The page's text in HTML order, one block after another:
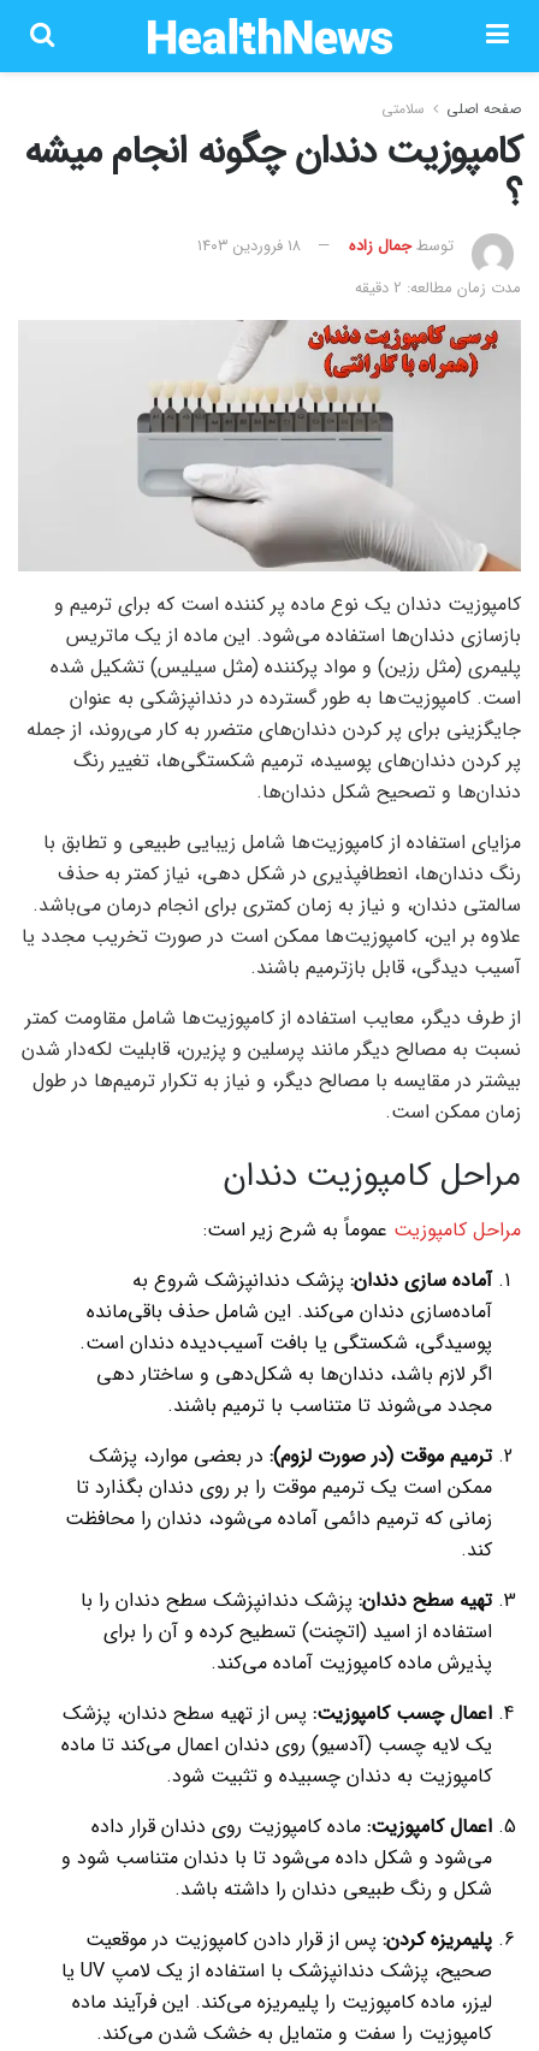
صفحه اصلی سلامتی
کامپوزیت دندان چگونه انجام میشه
؟
توسطجمال زاده
۱۸ فروردین ۱۴۰۳
مدت زمان مطالعه: 2 دقیقه
کامپوزیت دندان یک نوع ماده پر کننده است که برای ترمیم و
بازسازی دندان‌ها استفاده می‌شود. این ماده از یک ماتریس
پلیمری (مثل رزین) و مواد پرکننده (مثل سیلیس) تشکیل شده
است. کامپوزیت‌ها به طور گسترده در دندانپزشکی به عنوان
جایگزینی برای پر کردن دندان‌های متضرر به کار می‌روند، از جمله
پر کردن دندان‌های پوسیده، ترمیم شکستگی‌ها، تغییر رنگ
دندان‌ها و تصحیح شکل دندان‌ها.
مزایای استفاده از کامپوزیت‌ها شامل زیبایی طبیعی و تطابق با
رنگ دندان‌ها، انعطافپذیری در شکل دهی، نیاز کمتر به حذف
سالمتی دندان، و نیاز به زمان کمتری برای انجام درمان می‌باشد.
علاوه بر این، کامپوزیت‌ها ممکن است در صورت تخریب مجدد یا
آسیب دیدگی، قابل بازترمیم باشند.
از طرف دیگر، معایب استفاده از کامپوزیت‌ها شامل مقاومت کمتر
نسبت به مصالح دیگر مانند پرسلین و پزیرن، قابلیت لکه‌دار شدن
بیشتر در مقایسه با مصالح دیگر، و نیاز به تکرار ترمیم‌ها در طول
زمان ممکن است.
مراحل کامپوزیت دندان
مراحل کامپوزیت عموماً به شرح زیر است:
آماده سازی دندان: پزشک دندانپزشک شروع به
آماده‌سازی دندان می‌کند. این شامل حذف باقی‌مانده
پوسیدگی، شکستگی یا بافت آسیب‌دیده دندان است.
اگر لازم باشد، دندان‌ها به شکل‌دهی و ساختار دهی
مجدد می‌شوند تا متناسب با ترمیم باشند.
ترمیم موقت (در صورت لزوم): در بعضی موارد، پزشک
ممکن است یک ترمیم موقت را بر روی دندان بگذارد تا
زمانی که ترمیم دائمی آماده می‌شود، دندان را محافظت
کند.
تهیه سطح دندان: پزشک دندانپزشک سطح دندان را با
استفاده از اسید (اتچنت) تسطیح کرده و آن را برای
پذیرش ماده کامپوزیت آماده می‌کند.
اعمال چسب کامپوزیت: پس از تهیه سطح دندان، پزشک
یک لایه چسب (آدسیو) روی دندان اعمال می‌کند تا ماده
کامپوزیت به دندان چسبیده و تثبیت شود.
اعمال کامپوزیت: ماده کامپوزیت روی دندان قرار داده
می‌شود و شکل داده می‌شود تا با دندان متناسب شود و
شکل و رنگ طبیعی دندان را داشته باشد.
پلیمریزه کردن: پس از قرار دادن کامپوزیت در موقعیت
صحیح، پزشک دندانپزشک با استفاده از یک لامپ UV یا
لیزر، ماده کامپوزیت را پلیمریزه می‌کند. این فرآیند ماده
کامپوزیت را سفت و متمایل به خشک شدن می‌کند.